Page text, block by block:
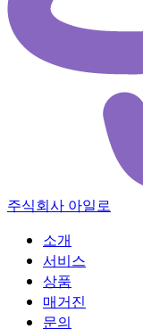
주식회사 아일로
소개
서비스
상품
매거진
문의